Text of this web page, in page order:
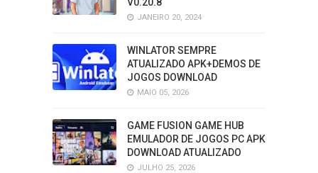
JANEIRO 20, 2024
WINLATOR SEMPRE
ATUALIZADO APK+DEMOS DE
JOGOS DOWNLOAD
MAIO 05, 2026
GAME FUSION GAME HUB
EMULADOR DE JOGOS PC APK
DOWNLOAD ATUALIZADO
JULHO 25, 2026